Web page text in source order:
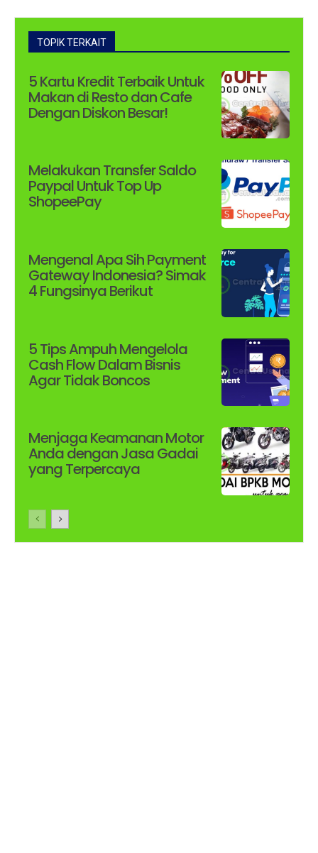
TOPIK TERKAIT
5 Kartu Kredit Terbaik Untuk
Makan di Resto dan Cafe
Dengan Diskon Besar!
Melakukan Transfer Saldo
Paypal Untuk Top Up
ShopeePay
Mengenal Apa Sih Payment
Gateway Indonesia? Simak
4 Fungsinya Berikut
5 Tips Ampuh Mengelola
Cash Flow Dalam Bisnis
Agar Tidak Boncos
Menjaga Keamanan Motor
Anda dengan Jasa Gadai
yang Terpercaya